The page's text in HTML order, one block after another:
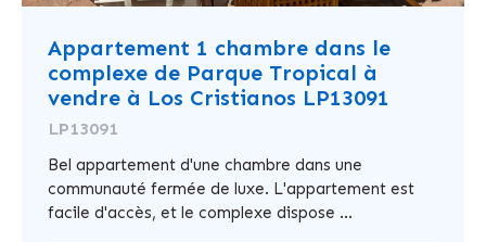
Appartement 1 chambre dans le
complexe de Parque Tropical à
vendre à Los Cristianos LP13091
LP13091
Bel appartement d'une chambre dans une
communauté fermée de luxe. L'appartement est
facile d'accès, et le complexe dispose ...